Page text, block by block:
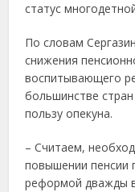
статус
По словам
снижения
воспитывающего
большинстве
пользу опекуна.
– Считаем,
повышении пенсии
реформой дважды